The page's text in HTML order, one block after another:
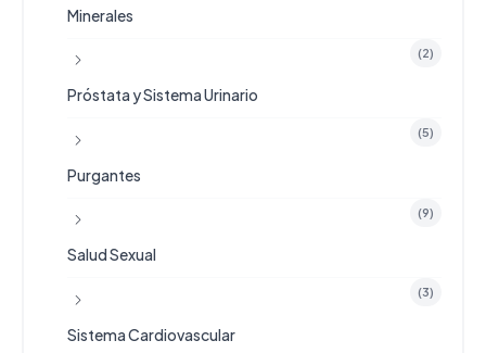
Minerales
(2)
Próstata y Sistema Urinario
(5)
Purgantes
(9)
Salud Sexual
(3)
Sistema Cardiovascular